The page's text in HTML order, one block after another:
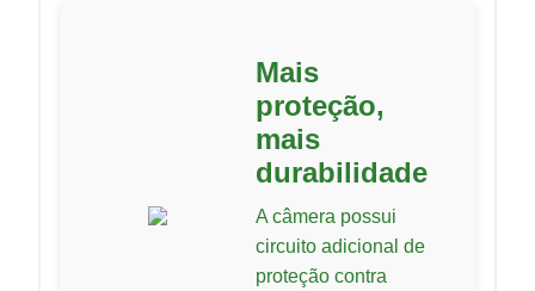
Mais
proteção,
mais
durabilidade
A câmera possui
circuito adicional de
proteção contra